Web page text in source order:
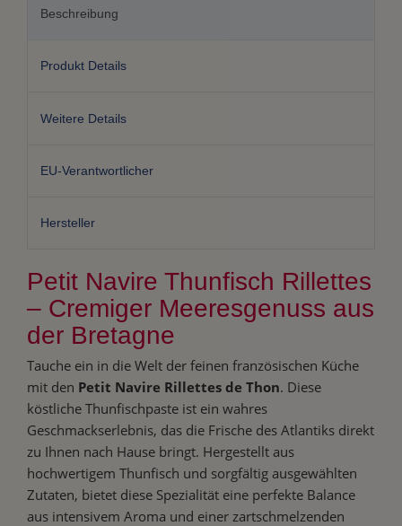
Beschreibung
Produkt Details
Weitere Details
EU-Verantwortlicher
Hersteller
Petit Navire Thunfisch Rillettes
– Cremiger Meeresgenuss aus
der Bretagne
Tauche ein in die Welt der feinen französischen Küche
mit den Petit Navire Rillettes de Thon. Diese
köstliche Thunfischpaste ist ein wahres
Geschmackserlebnis, das die Frische des Atlantiks direkt
zu Ihnen nach Hause bringt. Hergestellt aus
hochwertigem Thunfisch und sorgfältig ausgewählten
Zutaten, bietet diese Spezialität eine perfekte Balance
aus intensivem Aroma und einer zartschmelzenden